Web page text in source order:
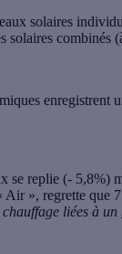
solaires
solaires combinés
enregistrent
se replie (- 5,8%)
», regrette que
liées à un